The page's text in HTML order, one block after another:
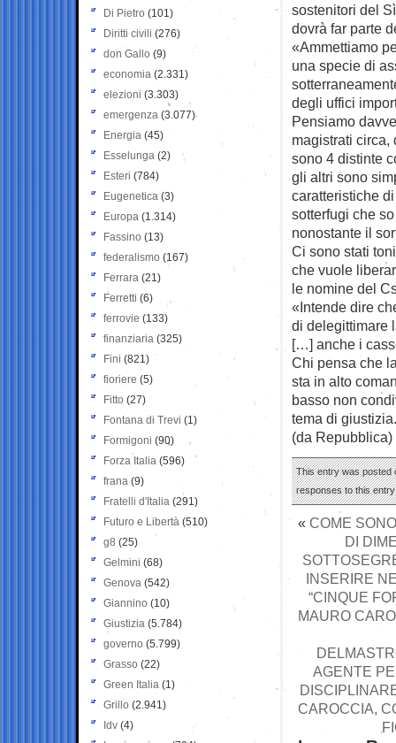
sostenitori del
dovrà far parte
«Ammettiamo
una specie di
degli uffici
Pensiamo
magistrati circa,
sono 4 distinte
gli altri sono
caratteristiche
sotterfugi che
nonostante il
Ci sono stati
che vuole
le nomine del
«Intende dire
di delegittimare
[…] anche i
Chi pensa che
sta in alto
basso non
tema di
(da Repubblica)
This entry was posted
responses to this
« COME
DI
INSERIRE
“CINQUE
MAURO
AGENTE
CAROCCIA,
Di Pietro (101)
Diritti civili (276)
don Gallo (9)
economia (2.331)
elezioni (3.303)
emergenza (3.077)
Energia (45)
Esselunga (2)
Esteri (784)
Eugenetica (3)
Europa (1.314)
Fassino (13)
federalismo (167)
Ferrara (21)
Ferretti (6)
ferrovie (133)
finanziaria (325)
Fini (821)
fioriere (5)
Fitto (27)
Fontana di Trevi (1)
Formigoni (90)
Forza Italia (596)
frana (9)
Fratelli d'Italia (291)
Futuro e Libertà (510)
g8 (25)
Gelmini (68)
Genova (542)
Giannino (10)
Giustizia (5.784)
governo (5.799)
Grasso (22)
Green Italia (1)
Grillo (2.941)
Idv (4)